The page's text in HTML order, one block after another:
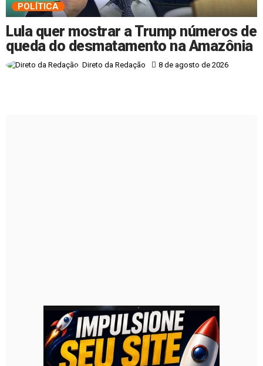
POLÍTICA
Lula quer mostrar a Trump números de
queda do desmatamento na Amazônia
Direto da Redação 8 de agosto de 2026